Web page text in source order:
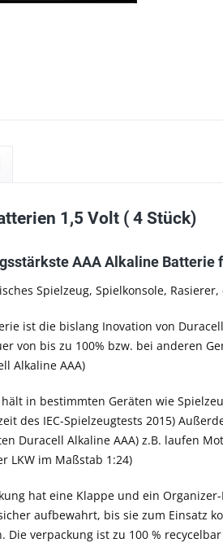
1,5 Volt ( 4 Stück)
AAA Alkaline
Spielzeug, Spielkonsole,
ist die bislang Inovation von
von bis zu 100% bzw. bei anderen
Alkaline AAA)
in bestimmten Geräten wie
des IEC-Spielzeugtests 2015)
Duracell Alkaline AAA) z.B. laufen
LKW im Maßstab 1:24)
hat eine Klappe und ein
aufbewahrt, bis sie zum Einsatz
verpackung ist zu 100 %